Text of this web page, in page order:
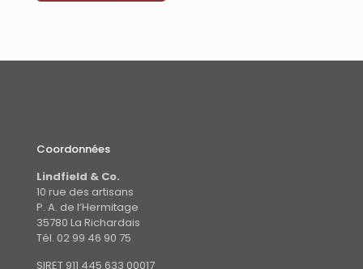
Coordonnées
Lindfield & Co.
10 rue des artisans
P. A. de l’Hermitage
35780 La Richardais
Tél. 02 99 46 90 75
SIRET 911 445 633 00017